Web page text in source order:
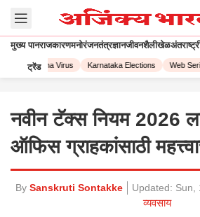
मुख्य पानराजकारणमनोरंजनतंत्रज्ञानजीवनशैलीखेळ
ट्रेंड
Corona Virus Karnataka Elections Web
नवीन टॅक्स नियम 2026
ऑफिस ग्राहकांसाठी
By Sanskruti Sontakke Updated: Sun,
व्यवसाय